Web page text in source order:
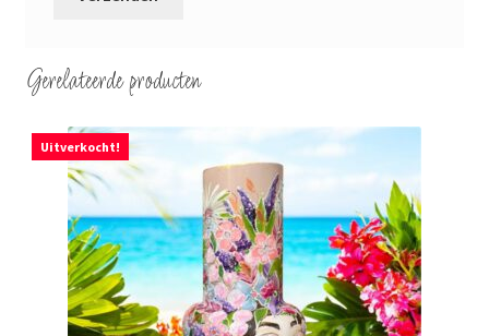
Gerelateerde producten
Uitverkocht!